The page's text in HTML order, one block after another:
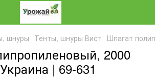
шнуры Тенты, шнуры Вист Шпагат
2000
| 69-631